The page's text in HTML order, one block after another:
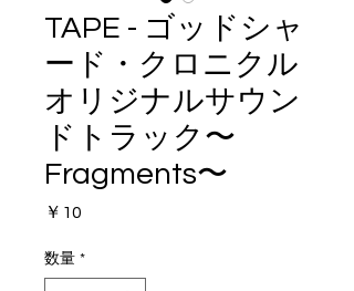
TAPE - ゴッドシャ
ード・クロニクル
オリジナルサウン
ドトラック〜
Fragments〜
￥10
数量 *